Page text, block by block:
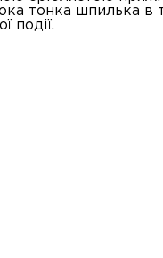
тонка шпилька в
події.